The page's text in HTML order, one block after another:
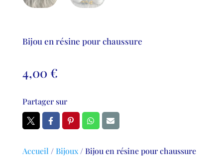
Bijou en résine pour chaussure
4,00 €
Partager sur
Accueil /Bijoux/Bijou en résine pour chaussure